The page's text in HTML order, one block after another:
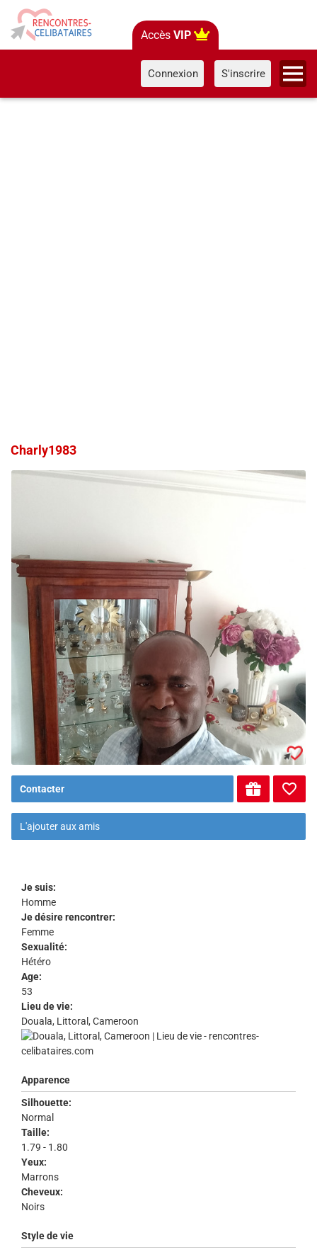
Accès VIP
Connexion S'inscrire
Charly1983
Contacter
L'ajouter aux amis
Je suis:
Homme
Je désire rencontrer:
Femme
Sexualité:
Hétéro
Age:
53
Lieu de vie:
Douala, Littoral, Cameroon
Apparence
Silhouette:
Normal
Taille:
1.79 - 1.80
Yeux:
Marrons
Cheveux:
Noirs
Style de vie